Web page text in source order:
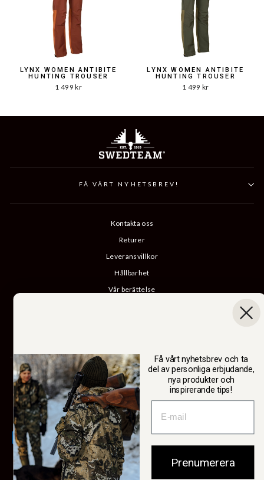
LYNX WOMEN ANTIBITE
HUNTING TROUSER
1 499 kr
LYNX WOMEN ANTIBITE
HUNTING TROUSER
1 499 kr
FÅ VÅRT NYHETSBREV!
Kontakta oss
Returer
Leveransvillkor
Hållbarhet
Vår berättelse
SWEDTEAM AB
ValutaSverige (SEK kr)
Få vårt nyhetsbrev och ta
del av personliga erbjudande,
nya produkter och
inspirerande tips!
Prenumerera